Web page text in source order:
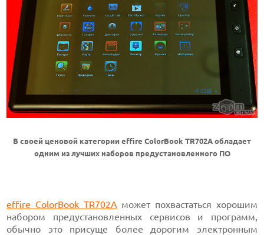
В своей ценовой категории effire ColorBook TR702A обладает
одним из лучших наборов предустановленного ПО
effire ColorBook TR702A может похвастаться хорошим
набором предустановленных сервисов и программ,
обычно это присуще более дорогим электронным